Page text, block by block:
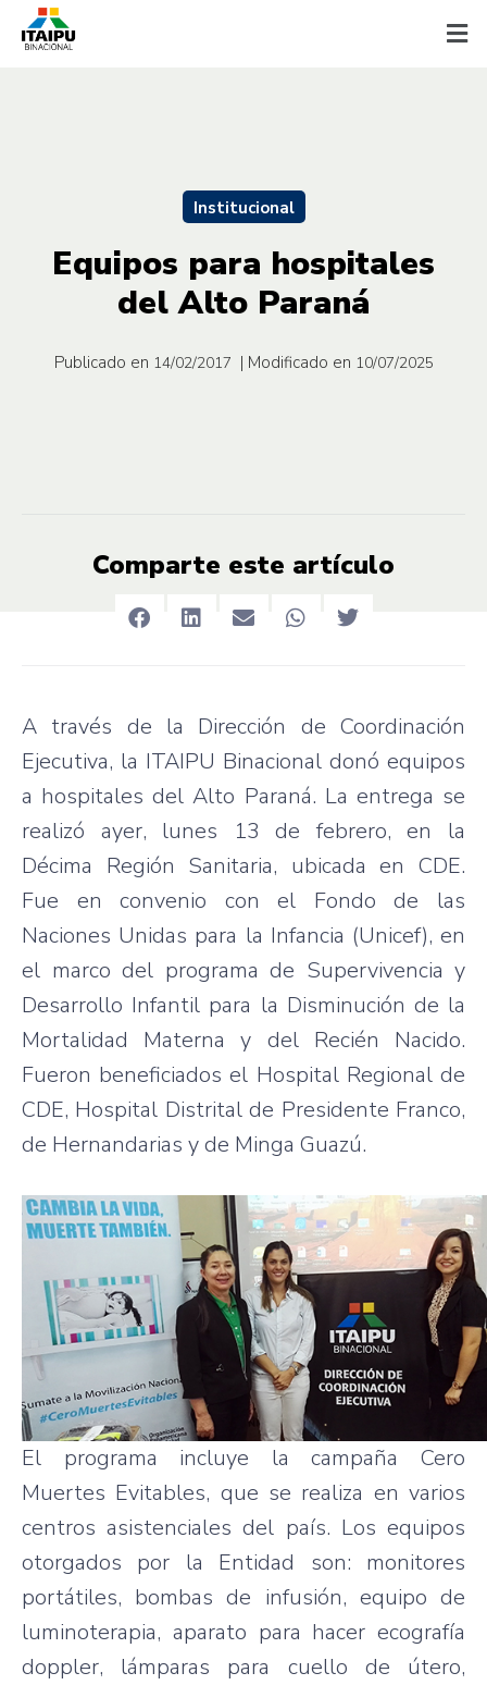
Institucional
Equipos para hospitales
del Alto Paraná
Publicado en 14/02/2017 | Modificado en 10/07/2025
Comparte este artículo
A través de la Dirección de Coordinación
Ejecutiva, la ITAIPU Binacional donó equipos
a hospitales del Alto Paraná. La entrega se
realizó ayer, lunes 13 de febrero, en la
Décima Región Sanitaria, ubicada en CDE.
Fue en convenio con el Fondo de las
Naciones Unidas para la Infancia (Unicef), en
el marco del programa de Supervivencia y
Desarrollo Infantil para la Disminución de la
Mortalidad Materna y del Recién Nacido.
Fueron beneficiados el Hospital Regional de
CDE, Hospital Distrital de Presidente Franco,
de Hernandarias y de Minga Guazú.
El programa incluye la campaña Cero
Muertes Evitables, que se realiza en varios
centros asistenciales del país. Los equipos
otorgados por la Entidad son: monitores
portátiles, bombas de infusión, equipo de
luminoterapia, aparato para hacer ecografía
doppler, lámparas para cuello de útero,